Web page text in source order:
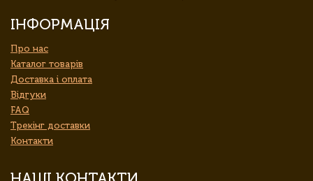
ІНФОРМАЦІЯ
Про нас
Каталог товарів
Доставка і оплата
Відгуки
FAQ
Трекінг доставки
Контакти